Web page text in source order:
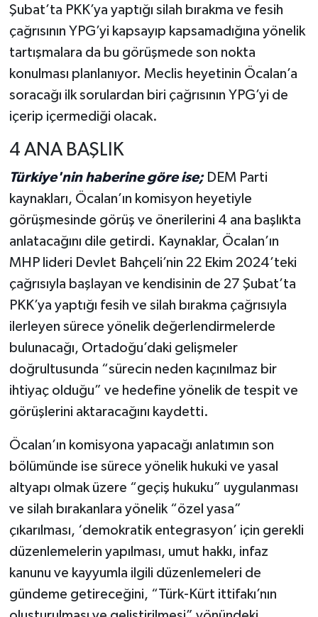
Şubat’ta PKK’ya yaptığı silah bırakma ve fesih
çağrısının YPG’yi kapsayıp kapsamadığına yönelik
tartışmalara da bu görüşmede son nokta
konulması planlanıyor. Meclis heyetinin Öcalan’a
soracağı ilk sorulardan biri çağrısının YPG’yi de
içerip içermediği olacak.
4 ANA BAŞLIK
Türkiye'nin haberine göre ise;DEM Parti
kaynakları, Öcalan’ın komisyon heyetiyle
görüşmesinde görüş ve önerilerini 4 ana başlıkta
anlatacağını dile getirdi. Kaynaklar, Öcalan’ın
MHP lideri Devlet Bahçeli’nin 22 Ekim 2024’teki
çağrısıyla başlayan ve kendisinin de 27 Şubat’ta
PKK’ya yaptığı fesih ve silah bırakma çağrısıyla
ilerleyen sürece yönelik değerlendirmelerde
bulunacağı, Ortadoğu’daki gelişmeler
doğrultusunda “sürecin neden kaçınılmaz bir
ihtiyaç olduğu” ve hedefine yönelik de tespit ve
görüşlerini aktaracağını kaydetti.
Öcalan’ın komisyona yapacağı anlatımın son
bölümünde ise sürece yönelik hukuki ve yasal
altyapı olmak üzere “geçiş hukuku” uygulanması
ve silah bırakanlara yönelik “özel yasa”
çıkarılması, ‘demokratik entegrasyon’ için gerekli
düzenlemelerin yapılması, umut hakkı, infaz
kanunu ve kayyumla ilgili düzenlemeleri de
gündeme getireceğini, “Türk-Kürt ittifakı’nın